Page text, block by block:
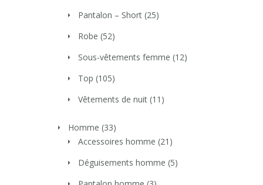
Pantalon – Short (25)
Robe (52)
Sous-vêtements femme (12)
Top (105)
Vêtements de nuit (11)
Homme (33)
Accessoires homme (21)
Déguisements homme (5)